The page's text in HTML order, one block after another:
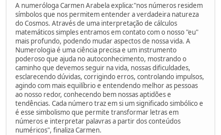
A numeróloga Carmen Arabela explica:"nos números residem
símbolos que nos permitem entender a verdadeira natureza
do Cosmos. Através de uma interpretação de cálculos
matemáticos simples entramos em contato com o nosso "eu"
mais profundo, podendo mudar aspectos de nossa vida. A
Numerologia é uma ciência precisa e um instrumento
poderoso que ajuda no autoconhecimento, mostrando o
caminho que devemos seguir na vida, nossas dificuldades,
esclarecendo dúvidas, corrigindo erros, controlando impulsos,
agindo com mais equilíbrio e entendendo melhor as pessoas
ao nosso redor, conhecendo bem nossas aptidões e
tendências. Cada número traz em si um significado simbólico e
é esse simbolismo que permite transformar letras em
números e interpretar palavras a partir dos conteúdos
numéricos", finaliza Carmen.